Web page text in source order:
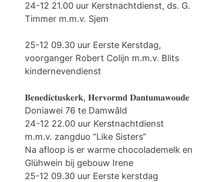
24-12 21.00 uur Kerstnachtdienst, ds. G.
Timmer m.m.v. Sjem
25-12 09.30 uur Eerste Kerstdag,
voorganger Robert Colijn m.m.v. Blits
kindernevendienst
𝐁𝐞𝐧𝐞𝐝𝐢𝐜𝐭𝐮𝐬𝐤𝐞𝐫𝐤, 𝐇𝐞𝐫𝐯𝐨𝐫𝐦𝐝 𝐃𝐚𝐧𝐭𝐮𝐦𝐚𝐰𝐨𝐮𝐝𝐞
Doniawei 76 te Damwâld
24-12 22.00 uur Kerstnachtdienst
m.m.v. zangduo “Like Sisters”
Na afloop is er warme chocolademelk en
Glühwein bij gebouw Irene
25-12 09.30 uur Eerste kerstdag